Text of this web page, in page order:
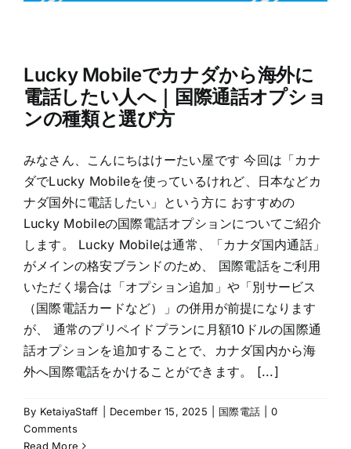
Lucky Mobileでカナダから海外に
電話したい人へ｜国際通話オプショ
ンの種類と選び方
みなさん、こんにちはけーたい屋です 今回は「カナ
ダでLucky Mobileを使っているけれど、日本などカ
ナダ国外に電話したい」という方に おすすめの
Lucky Mobileの国際電話オプションについてご紹介
します。 Lucky Mobileは通常、「カナダ国内通話」
がメインの格安ブランドのため、 国際電話をご利用
いただく場合は「オプション追加」や「別サービス
（国際電話カードなど）」の併用が前提になります
が、 通常のプリペイドプランに月額10ドルの国際通
話オプションを追加することで、カナダ国内から海
外へ国際電話をかけることができます。 [...]
By KetaiyaStaff December 15, 2025 国際電話
0
Comments
Read More